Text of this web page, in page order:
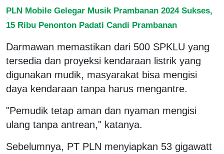
PLN Mobile Gelegar Musik Prambanan 2024 Sukses,
15 Ribu Penonton Padati Candi Prambanan
Darmawan memastikan dari 500 SPKLU yang
tersedia dan proyeksi kendaraan listrik yang
digunakan mudik, masyarakat bisa mengisi
daya kendaraan tanpa harus mengantre.
"Pemudik tetap aman dan nyaman mengisi
ulang tanpa antrean," katanya.
Sebelumnya, PT PLN menyiapkan 53 gigawatt